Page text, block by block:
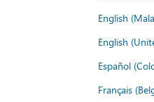
English
English
Español
Français